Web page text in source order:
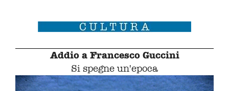
Addio a Francesco Guccini
Si spegne un'epoca